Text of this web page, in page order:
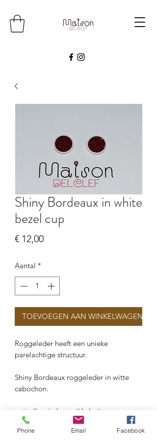
Shiny Bordeaux in white
bezel cup
€ 12,00Prijs
Aantal *
TOEVOEGEN AAN WINKELWAGEN
Roggeleder heeft een unieke
parelachtige structuur.
Shiny Bordeaux roggeleder in witte
cabochon.
anti-allergisch en nikkelvrij.
Diameter: 10 mm
Phone Email Facebook